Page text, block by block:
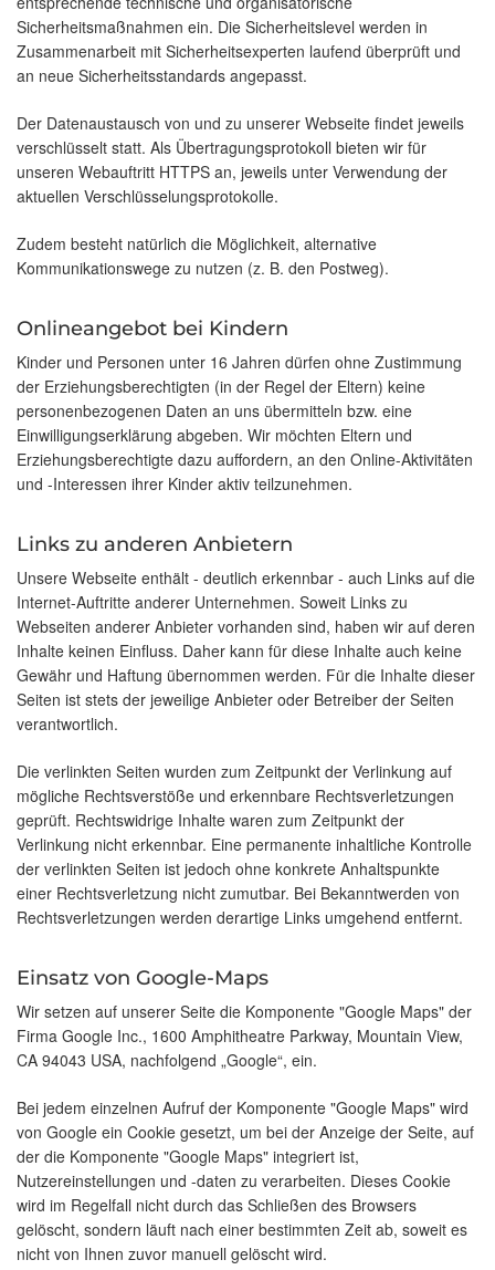
Sicherheitsmaßnahmen ein. Die Sicherheitslevel werden in
Zusammenarbeit mit Sicherheitsexperten laufend überprüft und
an neue Sicherheitsstandards angepasst.
Der Datenaustausch von und zu unserer Webseite findet jeweils
verschlüsselt statt. Als Übertragungsprotokoll bieten wir für
unseren Webauftritt HTTPS an, jeweils unter Verwendung der
aktuellen Verschlüsselungsprotokolle.
Zudem besteht natürlich die Möglichkeit, alternative
Kommunikationswege zu nutzen (z. B. den Postweg).
Onlineangebot bei Kindern
Kinder und Personen unter 16 Jahren dürfen ohne Zustimmung
der Erziehungsberechtigten (in der Regel der Eltern) keine
personenbezogenen Daten an uns übermitteln bzw. eine
Einwilligungserklärung abgeben. Wir möchten Eltern und
Erziehungsberechtigte dazu auffordern, an den Online-Aktivitäten
und -Interessen ihrer Kinder aktiv teilzunehmen.
Links zu anderen Anbietern
Unsere Webseite enthält - deutlich erkennbar - auch Links auf die
Internet-Auftritte anderer Unternehmen. Soweit Links zu
Webseiten anderer Anbieter vorhanden sind, haben wir auf deren
Inhalte keinen Einfluss. Daher kann für diese Inhalte auch keine
Gewähr und Haftung übernommen werden. Für die Inhalte dieser
Seiten ist stets der jeweilige Anbieter oder Betreiber der Seiten
verantwortlich.
Die verlinkten Seiten wurden zum Zeitpunkt der Verlinkung auf
mögliche Rechtsverstöße und erkennbare Rechtsverletzungen
geprüft. Rechtswidrige Inhalte waren zum Zeitpunkt der
Verlinkung nicht erkennbar. Eine permanente inhaltliche Kontrolle
der verlinkten Seiten ist jedoch ohne konkrete Anhaltspunkte
einer Rechtsverletzung nicht zumutbar. Bei Bekanntwerden von
Rechtsverletzungen werden derartige Links umgehend entfernt.
Einsatz von Google-Maps
Wir setzen auf unserer Seite die Komponente "Google Maps" der
Firma Google Inc., 1600 Amphitheatre Parkway, Mountain View,
CA 94043 USA, nachfolgend „Google“, ein.
Bei jedem einzelnen Aufruf der Komponente "Google Maps" wird
von Google ein Cookie gesetzt, um bei der Anzeige der Seite, auf
der die Komponente "Google Maps" integriert ist,
Nutzereinstellungen und -daten zu verarbeiten. Dieses Cookie
wird im Regelfall nicht durch das Schließen des Browsers
gelöscht, sondern läuft nach einer bestimmten Zeit ab, soweit es
nicht von Ihnen zuvor manuell gelöscht wird.